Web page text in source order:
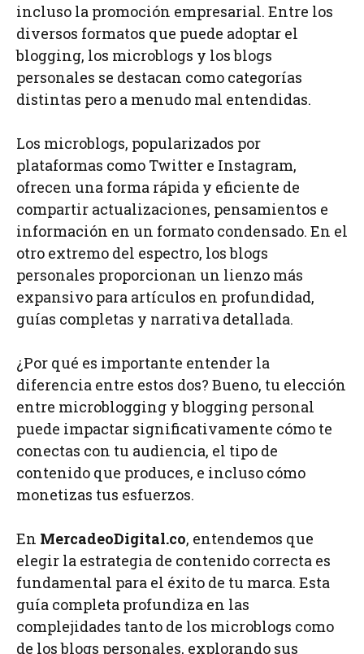
incluso la promoción empresarial. Entre los
diversos formatos que puede adoptar el
blogging, los microblogs y los blogs
personales se destacan como categorías
distintas pero a menudo mal entendidas.
Los microblogs, popularizados por
plataformas como Twitter e Instagram,
ofrecen una forma rápida y eficiente de
compartir actualizaciones, pensamientos e
información en un formato condensado. En el
otro extremo del espectro, los blogs
personales proporcionan un lienzo más
expansivo para artículos en profundidad,
guías completas y narrativa detallada.
¿Por qué es importante entender la
diferencia entre estos dos? Bueno, tu elección
entre microblogging y blogging personal
puede impactar significativamente cómo te
conectas con tu audiencia, el tipo de
contenido que produces, e incluso cómo
monetizas tus esfuerzos.
En MercadeoDigital.co, entendemos que
elegir la estrategia de contenido correcta es
fundamental para el éxito de tu marca. Esta
guía completa profundiza en las
complejidades tanto de los microblogs como
de los blogs personales, explorando sus